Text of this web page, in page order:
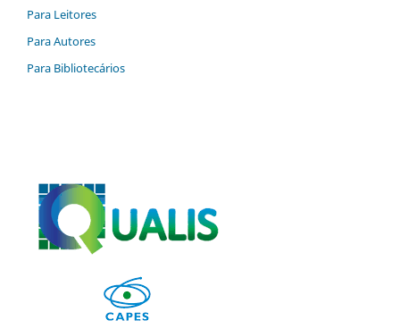
Para Leitores
Para Autores
Para Bibliotecários